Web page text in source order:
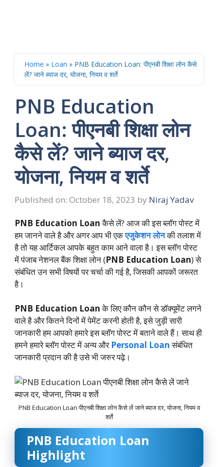
Home » Loan » PNB Education Loan: पीएनबी शिक्षा लोन कैसे
लें? जाने ब्याज दर, योजना, नियम व शर्ते
PNB Education
Loan: पीएनबी शिक्षा लोन
कैसे लें? जाने ब्याज दर,
योजना, नियम व शर्ते
Published on: October 18, 2023 by Niraj Yadav
PNB Education Loanकैसे लें? आज की इस ब्लॉग पोस्ट में
हम जानने वाले है और अगर आप भी एकएजुकेशन लोनकी तलाश में
है तो यह आर्टिकल आपके बहुत काम आने वाला है। इस ब्लॉग पोस्ट
में पंजाब नेशनल बैंक शिक्षा लोन (PNB Education Loan) से
संबंधित उन सभी विषयों पर चर्चा की गई है, जिसकी आपकों जरूरत
है।
PNB Education Loanके लिए कौन कौन से डॉक्यूमेंट लगने
वाले है और कितने दिनों में पेमेंट करनी होती है, इसे जुड़ी सारी
जानकारी हम आपको हमारे इस ब्लॉग पोस्ट में बताने वाले हैं। साथ ही
हमने हमारे ब्लॉग पोस्ट में अन्य और Personal Loan संबंधित
जानकारी प्रदान की है उसे भी जरुर पढ़े।
PNB Education Loan पीएनबी शिक्षा लोन कैसे लें जाने ब्याज दर, योजना, नियम व
शर्ते
PNB Education Loan
Highlight